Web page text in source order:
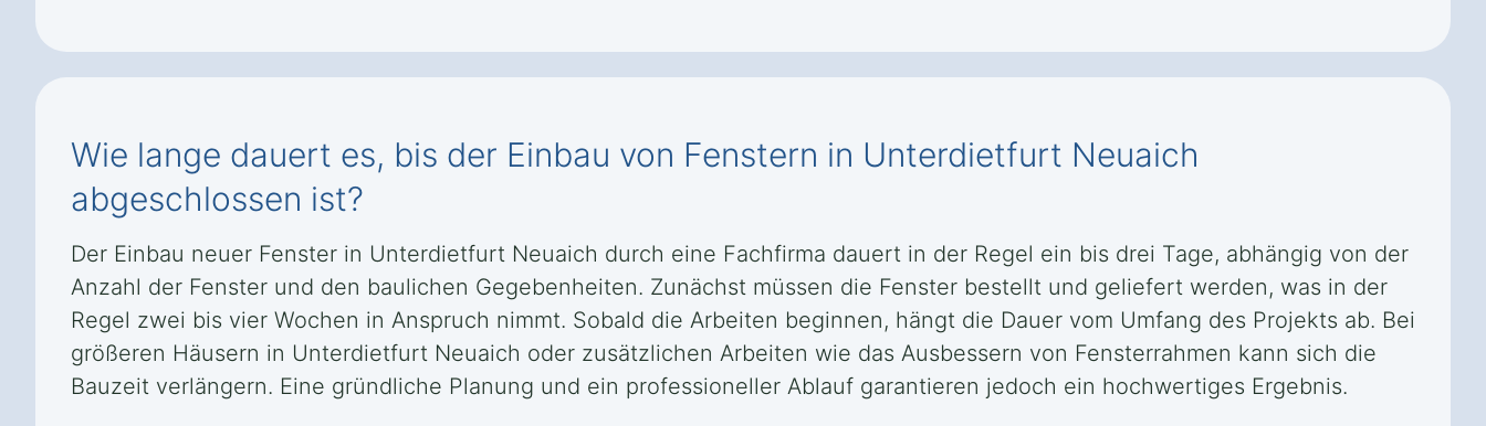
Wie lange dauert es, bis der Einbau von Fenstern in Unterdietfurt Neuaich
abgeschlossen ist?
Der Einbau neuer Fenster in Unterdietfurt Neuaich durch eine Fachfirma dauert in der Regel ein bis drei Tage, abhängig von der
Anzahl der Fenster und den baulichen Gegebenheiten. Zunächst müssen die Fenster bestellt und geliefert werden, was in der
Regel zwei bis vier Wochen in Anspruch nimmt. Sobald die Arbeiten beginnen, hängt die Dauer vom Umfang des Projekts ab. Bei
größeren Häusern in Unterdietfurt Neuaich oder zusätzlichen Arbeiten wie das Ausbessern von Fensterrahmen kann sich die
Bauzeit verlängern. Eine gründliche Planung und ein professioneller Ablauf garantieren jedoch ein hochwertiges Ergebnis.